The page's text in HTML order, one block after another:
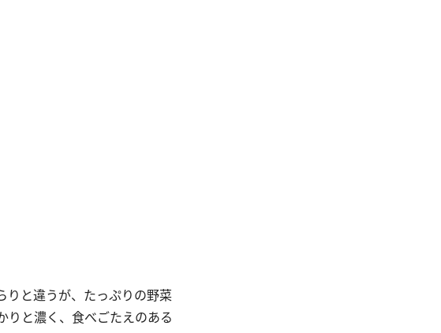
りと違うが、たっぷりの野菜
りと濃く、食べごたえのある